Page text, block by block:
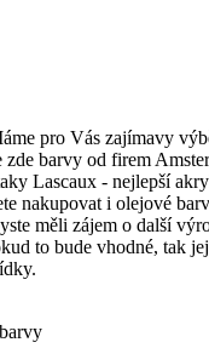
pro Vás zajímavy
zde barvy od firem
Lascaux - nejlepší
nakupovat i olejové
měli zájem o další
to bude vhodné, tak